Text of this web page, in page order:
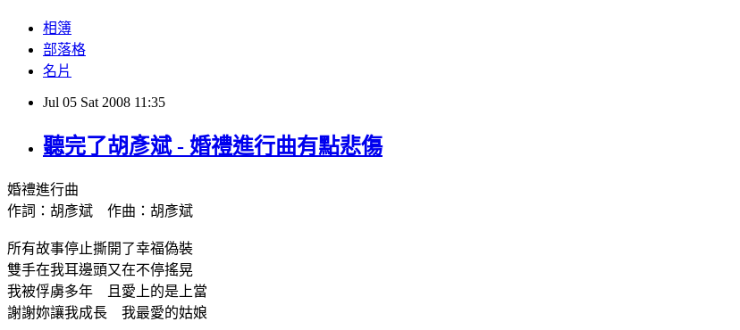
相簿
部落格
名片
Jul 05 Sat 2008 11:35
聽完了胡彥斌 - 婚禮進行曲有點悲傷
婚禮進行曲
作詞：胡彥斌 作曲：胡彥斌
所有故事停止撕開了幸福偽裝
雙手在我耳邊頭又在不停搖晃
我被俘虜多年 且愛上的是上當
謝謝妳讓我成長 我最愛的姑娘